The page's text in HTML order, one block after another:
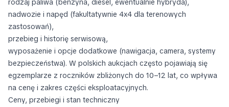
rodzaj paliwa (benzyna, diesel, ewentualnie hybryda),
nadwozie i napęd (fakultatywnie 4x4 dla terenowych
zastosowań),
przebieg i historię serwisową,
wyposażenie i opcje dodatkowe (nawigacja, camera, systemy
bezpieczeństwa). W polskich aukcjach często pojawiają się
egzemplarze z roczników zbliżonych do 10–12 lat, co wpływa
na cenę i zakres części eksploatacyjnych.
Ceny, przebiegi i stan techniczny